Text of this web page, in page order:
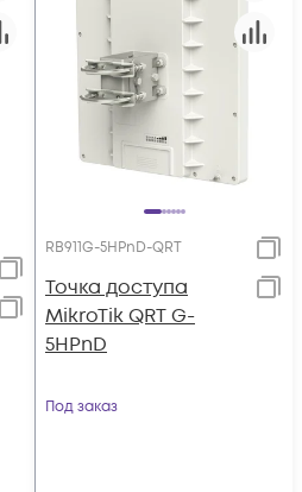
RB911G-5HPnD-QRT
Точка доступа
MikroTik QRT G-
5HPnD
Под заказ